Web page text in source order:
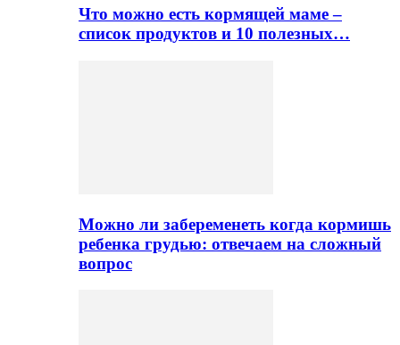
Что можно есть кормящей маме –
список продуктов и 10 полезных…
Можно ли забеременеть когда кормишь
ребенка грудью: отвечаем на сложный
вопрос